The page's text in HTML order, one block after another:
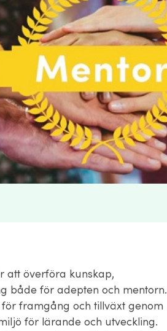
att överföra kunskap,
både för adepten och mentorn.
framgång och tillväxt genom
för lärande och utveckling.